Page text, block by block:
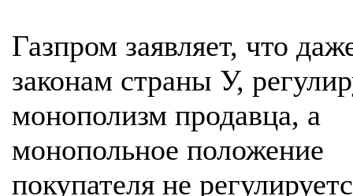
Газпром заявляет, что
законам страны У,
монополизм продавца, а
монопольное положение
покупателя не